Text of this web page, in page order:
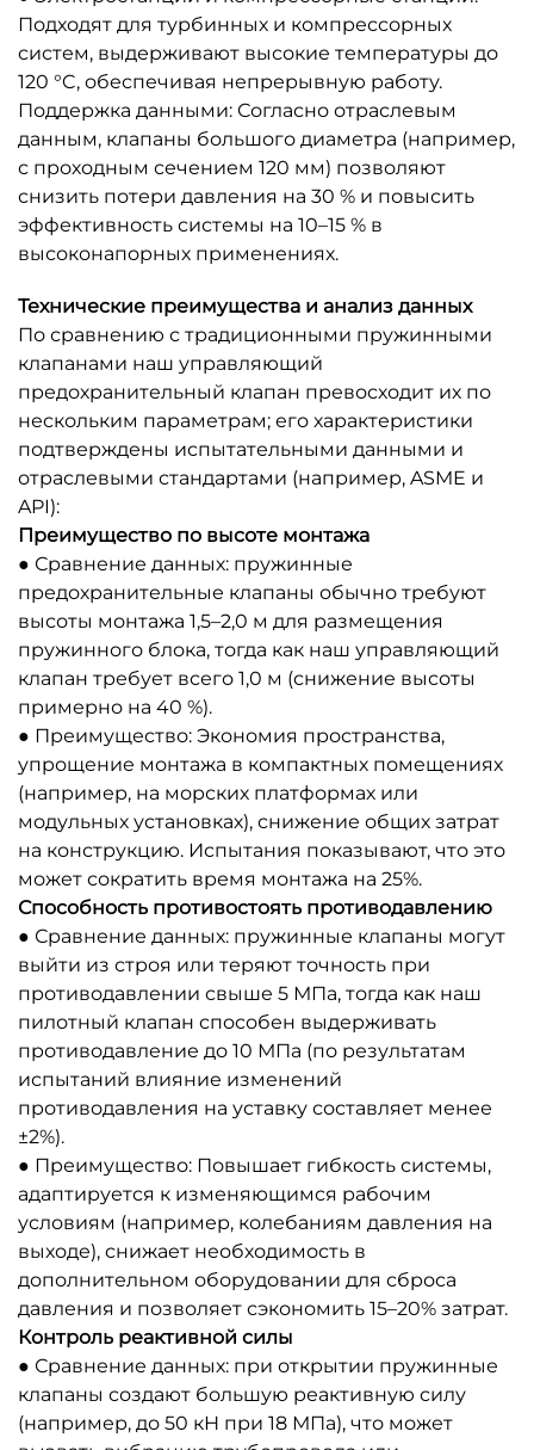
Подходят для турбинных и компрессорных
систем, выдерживают высокие температуры до
120 °C, обеспечивая непрерывную работу.
Поддержка данными: Согласно отраслевым
данным, клапаны большого диаметра (например,
с проходным сечением 120 мм) позволяют
снизить потери давления на 30 % и повысить
эффективность системы на 10–15 % в
высоконапорных применениях.
Технические преимущества и анализ данных
По сравнению с традиционными пружинными
клапанами наш управляющий
предохранительный клапан превосходит их по
нескольким параметрам; его характеристики
подтверждены испытательными данными и
отраслевыми стандартами (например, ASME и
API):
Преимущество по высоте монтажа
● Сравнение данных: пружинные
предохранительные клапаны обычно требуют
высоты монтажа 1,5–2,0 м для размещения
пружинного блока, тогда как наш управляющий
клапан требует всего 1,0 м (снижение высоты
примерно на 40 %).
● Преимущество: Экономия пространства,
упрощение монтажа в компактных помещениях
(например, на морских платформах или
модульных установках), снижение общих затрат
на конструкцию. Испытания показывают, что это
может сократить время монтажа на 25%.
Способность противостоять противодавлению
● Сравнение данных: пружинные клапаны могут
выйти из строя или теряют точность при
противодавлении свыше 5 МПа, тогда как наш
пилотный клапан способен выдерживать
противодавление до 10 МПа (по результатам
испытаний влияние изменений
противодавления на уставку составляет менее
±2%).
● Преимущество: Повышает гибкость системы,
адаптируется к изменяющимся рабочим
условиям (например, колебаниям давления на
выходе), снижает необходимость в
дополнительном оборудовании для сброса
давления и позволяет сэкономить 15–20% затрат.
Контроль реактивной силы
● Сравнение данных: при открытии пружинные
клапаны создают большую реактивную силу
(например, до 50 кН при 18 МПа), что может